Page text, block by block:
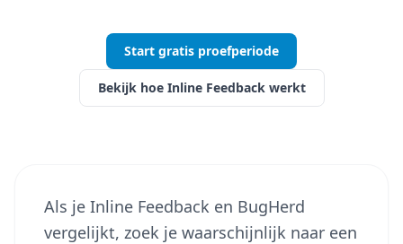
Start gratis proefperiode
Bekijk hoe Inline Feedback werkt
Als je Inline Feedback en BugHerd
vergelijkt, zoek je waarschijnlijk naar een